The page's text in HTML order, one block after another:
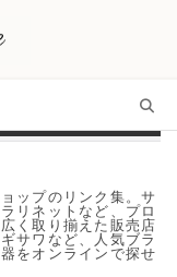
ップのリンク集。サ
リネットなど、プロ
く取り揃えた販売店
サワなど、人気ブラ
をオンラインで探せ